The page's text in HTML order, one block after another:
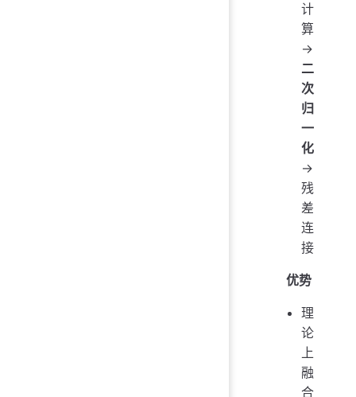
计
算
→
二
次
归
一
化
→
残
差
连
接
优势
理
论
上
融
合